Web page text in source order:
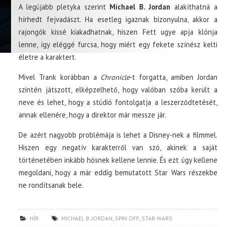
A legújabb pletyka szerint Michael B. Jordan alakíthatná a
hírhedt fejvadászt. Ha esetleg igaznak bizonyulna, akkor a
rajongók kissé kiakadhatnak, hiszen Fett ugye apja klónja
lenne, így eléggé furcsa, hogy miért egy fekete színész kelti
életre a karaktert.
Mivel Trank korábban a Chronicle-t forgatta, amiben Jordan
szintén játszott, elképzelhető, hogy valóban szóba került a
neve és lehet, hogy a stúdió fontolgatja a leszerződtetését,
annak ellenére, hogy a direktor már messze jár.
De azért nagyobb problémája is lehet a Disney-nek a filmmel.
Hiszen egy negatív karakterről van szó, akinek a saját
történetében inkább hősnek kellene lennie. És ezt úgy kellene
megoldani, hogy a már eddig bemutatott Star Wars részekbe
ne rondítsanak bele.
HÍR MICHAEL B. JORDAN, SPIN OFF, STAR WARS